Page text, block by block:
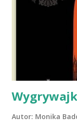
atak padaczki, co
wdrożyliśmy
wspólnym życiem
się ustabilizować
zaczęliśmy się
Dopier...
Autor: Monika